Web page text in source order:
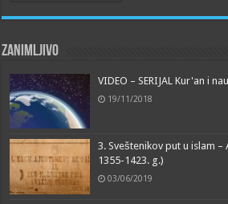
Zanimljivo
VIDEO – SERIJAL Kur'an i
19/11/2018
3. Sveštenikov put u islam
1355-1423. g.)
03/06/2019